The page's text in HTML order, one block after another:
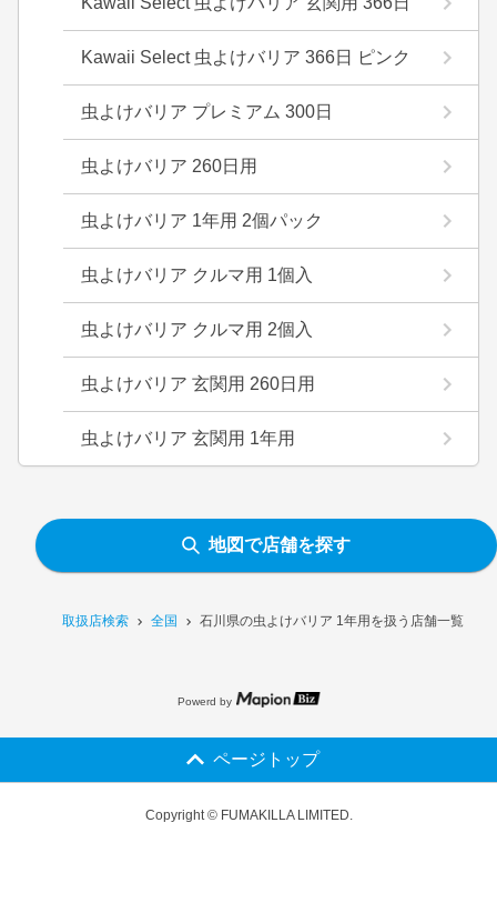
取扱店検索 全国 石川県の虫よけバリア 1年用を扱う店舗一覧
Kawaii Select 虫よけバリア 366日 ピンク
虫よけバリア プレミアム 300日
虫よけバリア 260日用
虫よけバリア 1年用 2個パック
虫よけバリア クルマ用 1個入
虫よけバリア クルマ用 2個入
虫よけバリア 玄関用 260日用
虫よけバリア 玄関用 1年用
地図で店舗を探す
Powerd by
ページトップ
Copyright © FUMAKILLA LIMITED.